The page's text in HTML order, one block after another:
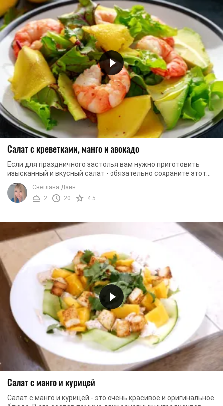
Салат с креветками, манго и авокадо
Если для праздничного застолья вам нужно приготовить
изысканный и вкусный салат - обязательно сохраните этот
рецепт, ведь в нем мы описываем способ ...
Светлана Данн
2
20 4.5
Салат с манго и курицей
Салат с манго и курицей - это очень красивое и оригинальное